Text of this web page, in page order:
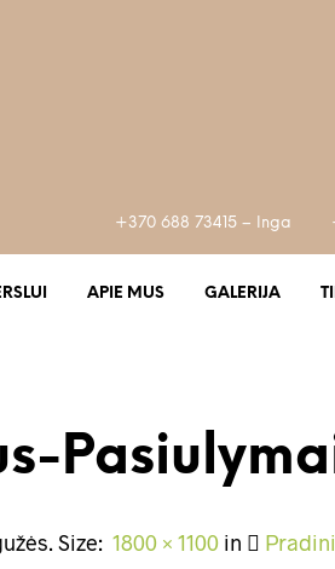
+370 688 73415 – Inga
APIE MUS GALERIJA
. Size: 1800 × 1100 in